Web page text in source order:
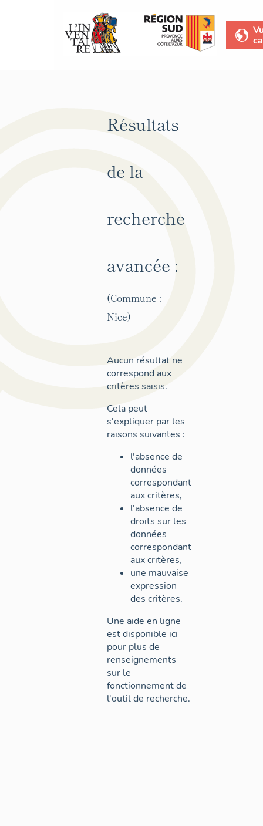
Résultats
de la
recherche
avancée :
(Commune :
Nice)
Aucun résultat ne
correspond aux
critères saisis.
Cela peut
s'expliquer par les
raisons suivantes :
l'absence de
données
correspondant
aux critères,
l'absence de
droits sur les
données
correspondant
aux critères,
une mauvaise
expression
des critères.
Une aide en ligne
est disponible ici
pour plus de
renseignements
sur le
fonctionnement de
l'outil de recherche.